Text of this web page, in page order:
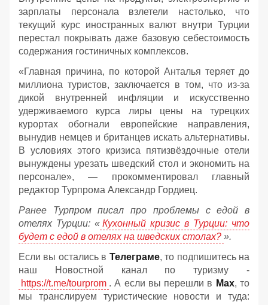
зарплаты персонала взлетели настолько, что
текущий курс иностранных валют внутри Турции
перестал покрывать даже базовую себестоимость
содержания гостиничных комплексов.
«Главная причина, по которой Анталья теряет до
миллиона туристов, заключается в том, что из-за
дикой внутренней инфляции и искусственно
удерживаемого курса лиры цены на турецких
курортах обогнали европейские направления,
вынудив немцев и британцев искать альтернативы.
В условиях этого кризиса пятизвёздочные отели
вынуждены урезать шведский стол и экономить на
персонале», — прокомментировал главный
редактор Турпрома Александр Гордиец.
Ранее Турпром писал про проблемы с едой в
отелях Турции: « Кухонный кризис в Турции: что
будет с едой в отелях на шведских столах? ».
Если вы остались в Телеграме, то подпишитесь на
наш Новостной канал по туризму -
https://t.me/tourprom . А если вы перешли в Мах, то
мы транслируем туристические новости и туда: